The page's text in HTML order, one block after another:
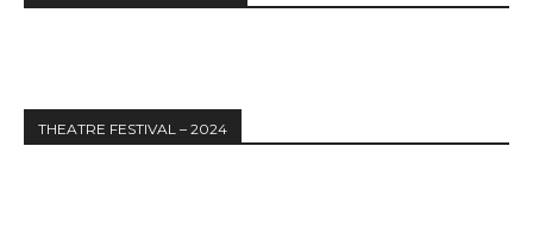
THEATRE FESTIVAL – 2024